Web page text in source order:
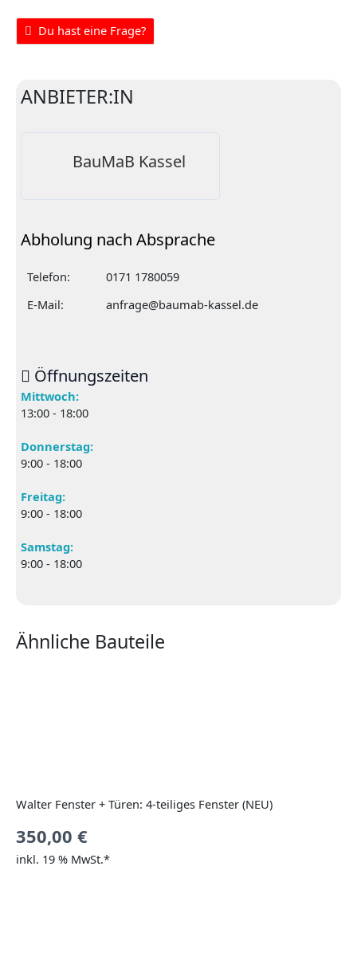
Du hast eine Frage?
ANBIETER:IN
BauMaB Kassel
Abholung nach Absprache
Telefon:
0171 1780059
E-Mail:
anfrage@baumab-kassel.de
Öffnungszeiten
Mittwoch:
13:00 - 18:00
Donnerstag:
9:00 - 18:00
Freitag:
9:00 - 18:00
Samstag:
9:00 - 18:00
Ähnliche Bauteile
Walter Fenster + Türen: 4-teiliges Fenster (NEU)
350,00 €
inkl. 19 % MwSt.*